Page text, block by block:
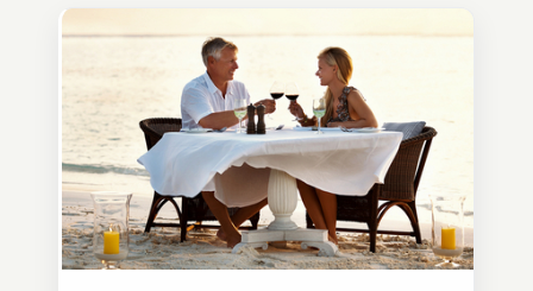
и спокойно доехать до курорта.